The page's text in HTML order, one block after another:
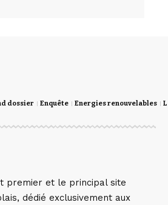
dossier Enquête Energies renouvelables
premier et le principal site
dédié exclusivement aux